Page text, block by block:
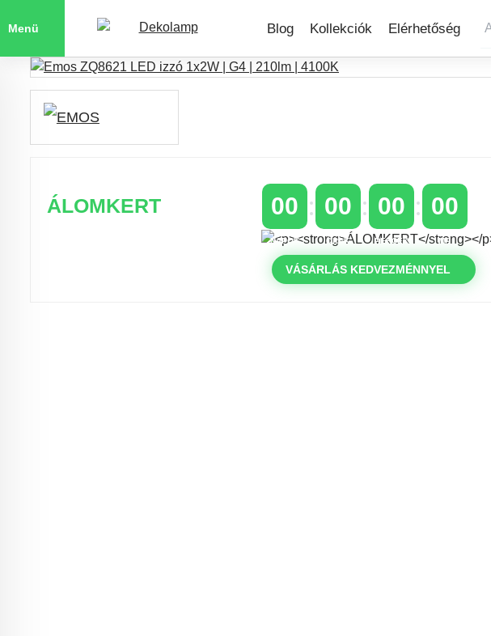
Menü Blog Kollekciók Elérhetőség
ÁLOMKERT 00
NAPOK
00
ÓRÁK
00
PERCEK
00
MP
VÁSÁRLÁS KEDVEZMÉNNYEL